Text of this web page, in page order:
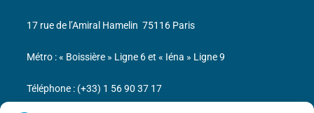
17 rue de l’Amiral Hamelin 75116 Paris
Métro : « Boissière » Ligne 6 et « Iéna » Ligne 9
Téléphone : (+33) 1 56 90 37 17